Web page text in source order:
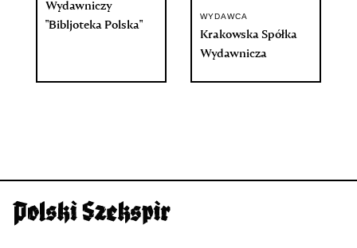
Wydawniczy
"Bibljoteka Polska"
WYDAWCA
Krakowska Spółka
Wydawnicza